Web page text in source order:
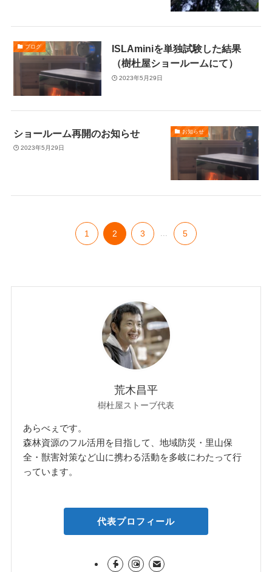
ブログ
ISLAminiを単独試験した結果
（樹杜屋ショールームにて）
2023年5月29日
お知らせ
ショールーム再開のお知らせ
2023年5月29日
1 2 3 5
荒木昌平
樹杜屋ストーブ代表
あらべぇです。
森林資源のフル活用を目指して、地域防災・里山保
全・獣害対策など山に携わる活動を多岐にわたって行
っています。
代表プロフィール